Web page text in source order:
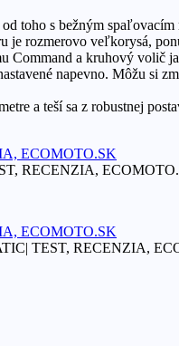
toho s bežným
rozmerovo veľkorysá,
Command a kruhový
napevno. Môžu si
a teší sa z robustnej
RECENZIA,
TEST, RECENZIA,